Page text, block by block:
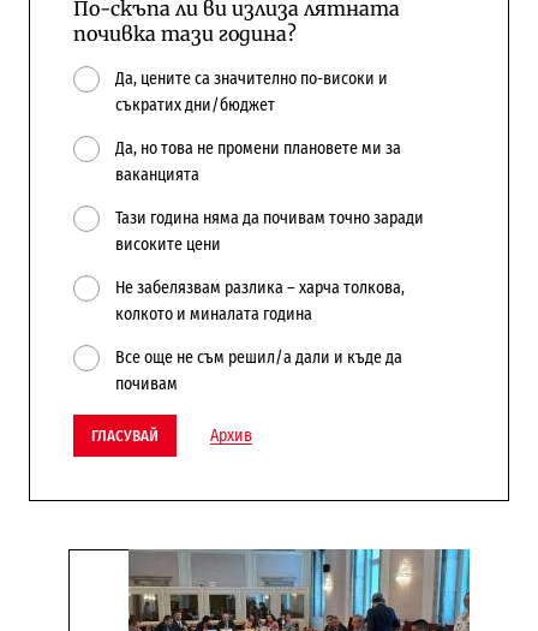
По-скъпа ли ви излиза лятната
почивка тази година?
Да, цените са значително по-високи и
съкратих дни/бюджет
Да, но това не промени плановете ми за
ваканцията
Тази година няма да почивам точно заради
високите цени
Не забелязвам разлика – харча толкова,
колкото и миналата година
Все още не съм решил/а дали и къде да
почивам
ГЛАСУВАЙ Архив